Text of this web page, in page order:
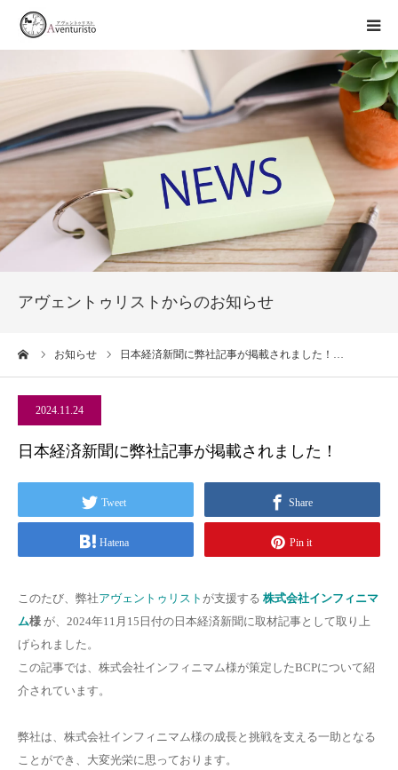
アヴェントゥリストからのお知らせ
お知らせ 日本経済新聞に弊社記事が掲載されました！…
2024.11.24
日本経済新聞に弊社記事が掲載されました！
Tweet Share
Hatena Pin it
このたび、弊社アヴェントゥリスト が支援する 株式会社インフィニマ
ム様 が、2024年11月15日付の日本経済新聞に取材記事として取り上
げられました。
この記事では、株式会社インフィニマム様が策定したBCPについて紹
介されています。
弊社は、株式会社インフィニマム様の成長と挑戦を支える一助となる
ことができ、大変光栄に思っております。
トップページ
事業案内
お知らせ
企業情報